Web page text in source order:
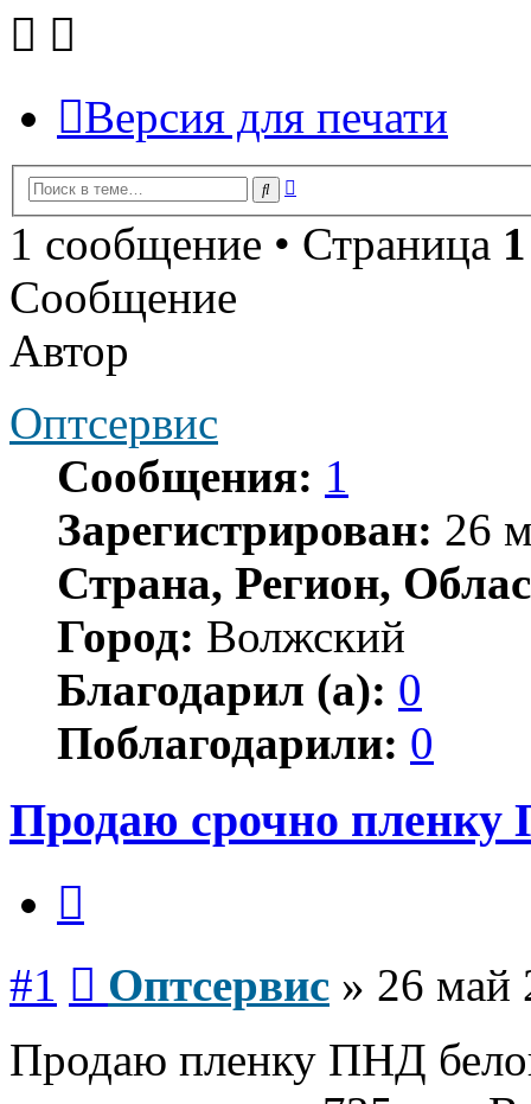
Версия для печати
Поиск
1 сообщение • Страница 1
Сообщение
Автор
Оптсервис
Сообщения: 1
Зарегистрирован: 26
Страна, Регион,
Город: Волжский
Благодарил (а): 0
Поблагодарили: 0
Продаю срочно
#1 Оптсервис » 26 май
Продаю пленку ПНД